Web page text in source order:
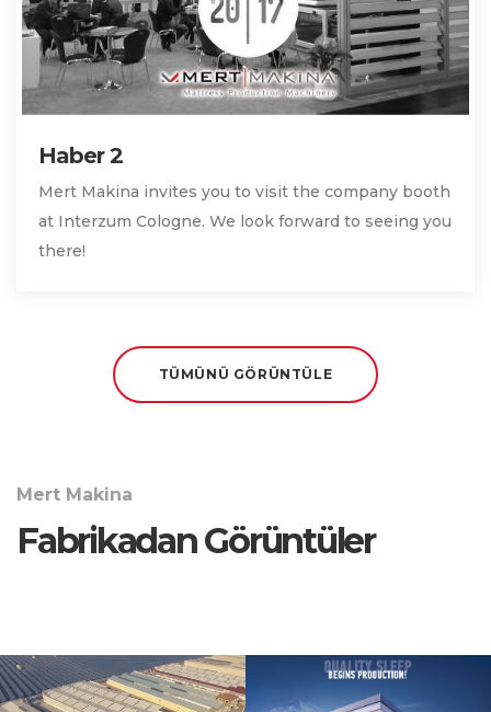
Haber 2
Mert Makina invites you to visit the company booth
at Interzum Cologne. We look forward to seeing you
there!
TÜMÜNÜ GÖRÜNTÜLE
Mert Makina
Fabrikadan Görüntüler